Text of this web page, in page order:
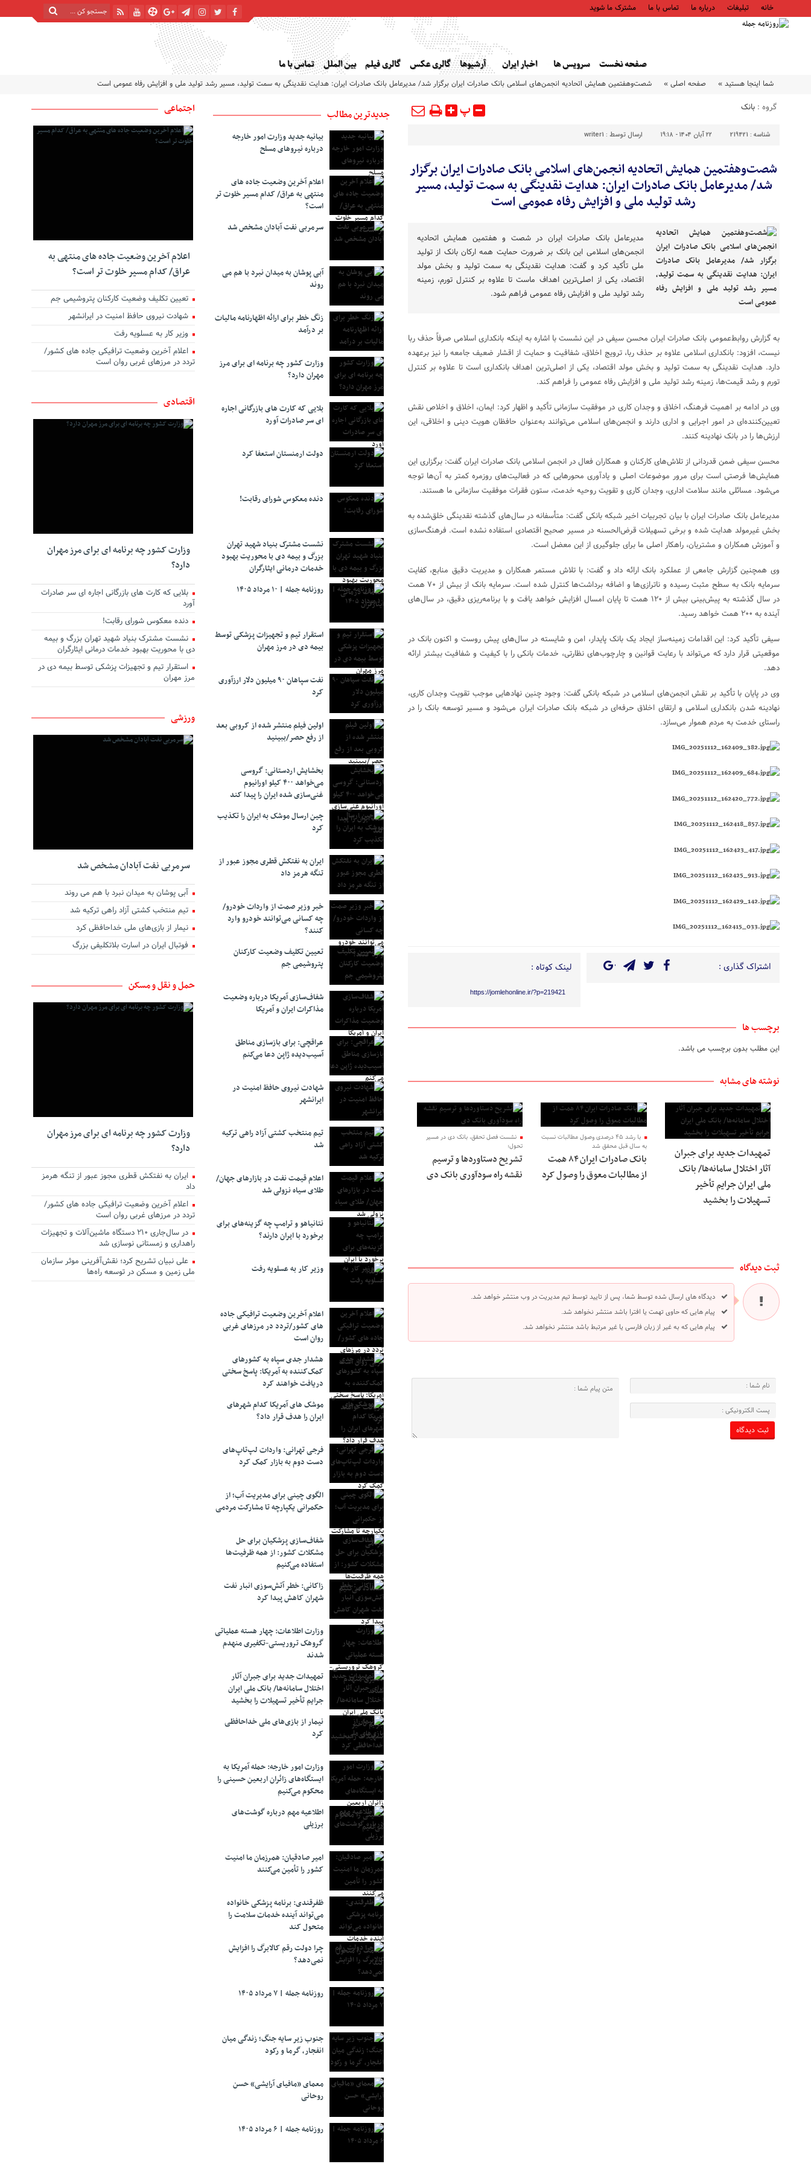
خانه تبلیغات درباره ما تماس با ما مشترک ما شوید
صفحه نخست سرویس ها اخبار ایران آرشیوها گالری عکس گالری فیلم بین الملل تماس با ما شنبه, ۱۷ مرداد , ۱۴۰۵
شما اینجا هستید » صفحه اصلی » شصت‌وهفتمین همایش اتحادیه انجمن‌های اسلامی بانک صادرات ایران برگزار شد/ مدیرعامل بانک صادرات ایران: هدایت نقدینگی به سمت تولید، مسیر رشد تولید ملی و افزایش رفاه عمومی است
گروه : بانک پ
شناسه : 219421 ۲۲ آبان ۱۴۰۴ - ۱۹:۱۸ ارسال توسط : writer1
شصت‌وهفتمین همایش اتحادیه انجمن‌های اسلامی بانک صادرات ایران برگزار
شد/ مدیرعامل بانک صادرات ایران: هدایت نقدینگی به سمت تولید، مسیر
رشد تولید ملی و افزایش رفاه عمومی است
​مدیرعامل بانک صادرات ایران در شصت و هفتمین همایش اتحادیه
انجمن‌های اسلامی این بانک بر ضرورت حمایت همه ارکان بانک از تولید
ملی تأکید کرد و گفت: هدایت نقدینگی به سمت تولید و بخش مولد
اقتصاد، یکی از اصلی‌ترین اهداف ماست تا علاوه بر کنترل تورم، زمینه
رشد تولید ملی و افزایش رفاه عمومی فراهم شود.
به گزارش روابط‌عمومی بانک صادرات ایران محسن سیفی در این نشست با اشاره به اینکه بانکداری اسلامی صرفاً حذف ربا
نیست، افزود: بانکداری اسلامی علاوه بر حذف ربا، ترویج اخلاق، شفافیت و حمایت از اقشار ضعیف جامعه را نیز برعهده
دارد. هدایت نقدینگی به سمت تولید و بخش مولد اقتصاد، یکی از اصلی‌ترین اهداف بانکداری است تا علاوه بر کنترل
تورم و رشد قیمت‌ها، زمینه رشد تولید ملی و افزایش رفاه عمومی را فراهم کند.
وی در ادامه بر اهمیت فرهنگ، اخلاق و وجدان کاری در موفقیت سازمانی تأکید و اظهار کرد: ایمان، اخلاق و اخلاص نقش
تعیین‌کننده‌ای در امور اجرایی و اداری دارند و انجمن‌های اسلامی می‌توانند به‌عنوان حافظان هویت دینی و اخلاقی، این
ارزش‌ها را در بانک نهادینه کنند.
محسن سیفی ضمن قدردانی از تلاش‌های کارکنان و همکاران فعال در انجمن اسلامی بانک صادرات ایران گفت: برگزاری این
همایش‌ها فرصتی است برای مرور موضوعات اصلی و یادآوری محورهایی که در فعالیت‌های روزمره کمتر به آن‌ها توجه
می‌شود. مسائلی مانند سلامت اداری، وجدان کاری و تقویت روحیه خدمت، ستون فقرات موفقیت سازمانی ما هستند.
مدیرعامل بانک صادرات ایران با بیان تجربیات اخیر شبکه بانکی گفت: متأسفانه در سال‌های گذشته نقدینگی خلق‌شده به
بخش غیرمولد هدایت شده و برخی تسهیلات قرض‌الحسنه در مسیر صحیح اقتصادی استفاده نشده است. فرهنگ‌سازی
و آموزش همکاران و مشتریان، راهکار اصلی ما برای جلوگیری از این معضل است.
وی همچنین گزارش جامعی از عملکرد بانک ارائه داد و گفت: با تلاش مستمر همکاران و مدیریت دقیق منابع، کفایت
سرمایه بانک به سطح مثبت رسیده و ناترازی‌ها و اضافه برداشت‌ها کنترل شده است. سرمایه بانک از بیش از ۷۰ همت
در سال گذشته به پیش‌بینی بیش از ۱۲۰ همت تا پایان امسال افزایش خواهد یافت و با برنامه‌ریزی دقیق، در سال‌های
آینده به ۲۰۰ همت خواهد رسید.
سیفی تأکید کرد: این اقدامات زمینه‌ساز ایجاد یک بانک پایدار، امن و شایسته در سال‌های پیش روست و اکنون بانک در
موقعیتی قرار دارد که می‌تواند با رعایت قوانین و چارچوب‌های نظارتی، خدمات بانکی را با کیفیت و شفافیت بیشتر ارائه
دهد.
وی در پایان با تأکید بر نقش انجمن‌های اسلامی در شبکه بانکی گفت: وجود چنین نهادهایی موجب تقویت وجدان کاری،
نهادینه شدن بانکداری اسلامی و ارتقای اخلاق حرفه‌ای در شبکه بانک صادرات ایران می‌شود و مسیر توسعه بانک را در
راستای خدمت به مردم هموار می‌سازد.​
اشتراک گذاری : لینک کوتاه :
https://jomlehonline.ir/?p=219421
برچسب ها
این مطلب بدون برچسب می باشد.
نوشته های مشابه
تمهیدات جدید برای جبران
آثار اختلال سامانه‌ها/ بانک
ملی ایران جرایم تأخیر
تسهیلات را بخشید
با رشد ۴۵ درصدی وصول مطالبات نسبت
به سال قبل محقق شد
بانک صادرات ایران ۸۴ همت
از مطالبات معوق را وصول کرد
نشست فصل تحقق، بانک دی در مسیر
تحول؛
تشریح دستاوردها و ترسیم
نقشه راه سودآوری بانک دی
ثبت دیدگاه
دیدگاه های ارسال شده توسط شما، پس از تایید توسط تیم مدیریت در وب منتشر خواهد شد.
پیام هایی که حاوی تهمت یا افترا باشد منتشر نخواهد شد.
پیام هایی که به غیر از زبان فارسی یا غیر مرتبط باشد منتشر نخواهد شد.
جدیدترین مطالب
بیانیه جدید وزارت امور خارجه
درباره نیروهای مسلح
اعلام آخرین وضعیت جاده های
منتهی به عراق/ کدام مسیر خلوت تر
است؟
سرمربی نفت آبادان مشخص شد
آبی پوشان به میدان نبرد با هم می
روند
زنگ خطر برای ارائه اظهارنامه مالیات
بر درآمد
وزارت کشور چه برنامه ای برای مرز
مهران دارد؟
بلایی که کارت های بازرگانی اجاره
ای سر صادرات آورد
دولت ارمنستان استعفا کرد
دنده معکوس شورای رقابت!
نشست مشترک بنیاد شهید تهران
بزرگ و بیمه دی با محوریت بهبود
خدمات درمانی ایثارگران
روزنامه جمله | ۱۰ مرداد ۱۴۰۵
استقرار تیم و تجهیزات پزشکی توسط
بیمه دی در مرز مهران
نفت سپاهان ۹۰ میلیون دلار ارزآوری
کرد
اولین فیلم منتشر شده از کروبی بعد
از رفع حصر/ببینید
بخشایش اردستانی: گروسی
می‌خواهد ۴۰۰ کیلو اورانیوم
غنی‌سازی شده ایران را پیدا کند
چین ارسال موشک به ایران را تکذیب
کرد
ایران به نفتکش قطری مجوز عبور از
تنگه هرمز داد
خبر وزیر صمت از واردات خودرو/
چه کسانی می‌توانند خودرو وارد
کنند؟
تعیین تکلیف وضعیت کارکنان
پتروشیمی جم
شفاف‌سازی آمریکا درباره وضعیت
مذاکرات ایران و آمریکا
عراقچی: برای بازسازی مناطق
آسیب‌دیده ژاپن دعا می‌کنم
شهادت نیروی حافظ امنیت در
ایرانشهر
تیم منتخب کشتی آزاد راهی ترکیه
شد
اعلام قیمت نفت در بازارهای جهان/
طلای سیاه نزولی شد
نتانیاهو و ترامپ چه گزینه‌های برای
برخورد با ایران دارند؟
وزیر کار به عسلویه رفت
اعلام آخرین وضعیت ترافیکی جاده
های کشور/تردد در مرزهای غربی
روان است
هشدار جدی سپاه به کشورهای
کمک‌کننده به آمریکا: پاسخ سختی
دریافت خواهند کرد
موشک های آمریکا کدام شهرهای
ایران را هدف قرار داد؟
فرجی تهرانی: واردات لپ‌تاپ‌های
دست دوم به بازار کمک کرد
الگوی چینی برای مدیریت آب؛ از
حکمرانی یکپارچه تا مشارکت مردمی
شفاف‌سازی پزشکیان برای حل
مشکلات کشور: از همه ظرفیت‌ها
استفاده می‌کنیم
زاکانی: خطر آتش‌سوزی انبار نفت
شهران کاهش پیدا کرد
وزارت اطلاعات: چهار هسته‌ عملیاتی
گروهک‌ تروریستی-تکفیری منهدم
شدند
تمهیدات جدید برای جبران آثار
اختلال سامانه‌ها/ بانک ملی ایران
جرایم تأخیر تسهیلات را بخشید
نیمار از بازی‌های ملی خداحافظی
کرد
وزارت امور خارجه: حمله آمریکا به
ایستگاه‌های زائران اربعین حسینی را
محکوم می‌کنیم
اطلاعیه مهم درباره گوشت‌های
برزیلی
امیر صادقیان: همرزمان ما امنیت
کشور را تأمین می‌کنند
ظفرقندی: برنامه پزشکی خانواده
می‌تواند آینده خدمات سلامت را
متحول کند
چرا دولت رقم کالابرگ را افزایش
نمی‌دهد؟
روزنامه جمله | ۷ مرداد ۱۴۰۵
جنوب زیر سایه جنگ؛ زندگی میان
انفجار، گرما و رکود
معمای «مافیای آرایشی» حسن
روحانی
روزنامه جمله | ۶ مرداد ۱۴۰۵
اجتماعی
اعلام آخرین وضعیت جاده های منتهی به
عراق/ کدام مسیر خلوت تر است؟
تعیین تکلیف وضعیت کارکنان پتروشیمی جم
شهادت نیروی حافظ امنیت در ایرانشهر
وزیر کار به عسلویه رفت
اعلام آخرین وضعیت ترافیکی جاده های کشور/
تردد در مرزهای غربی روان است
اقتصادی
وزارت کشور چه برنامه ای برای مرز مهران
دارد؟
بلایی که کارت های بازرگانی اجاره ای سر صادرات
آورد
دنده معکوس شورای رقابت!
نشست مشترک بنیاد شهید تهران بزرگ و بیمه
دی با محوریت بهبود خدمات درمانی ایثارگران
استقرار تیم و تجهیزات پزشکی توسط بیمه دی در
مرز مهران
ورزشی
سرمربی نفت آبادان مشخص شد
آبی پوشان به میدان نبرد با هم می روند
تیم منتخب کشتی آزاد راهی ترکیه شد
نیمار از بازی‌های ملی خداحافظی کرد
فوتبال ایران در اسارت بلاتکلیفی بزرگ
حمل و نقل و مسکن
وزارت کشور چه برنامه ای برای مرز مهران
دارد؟
ایران به نفتکش قطری مجوز عبور از تنگه هرمز
داد
اعلام آخرین وضعیت ترافیکی جاده های کشور/
تردد در مرزهای غربی روان است
در سال‌جاری ۲۱۰ دستگاه ماشین‌آلات و تجهیزات
راهداری و زمستانی نوسازی شد
علی نبیان تشریح کرد؛ نقش‌آفرینی موثر سازمان
ملی زمین و مسکن در توسعه راه‌ها